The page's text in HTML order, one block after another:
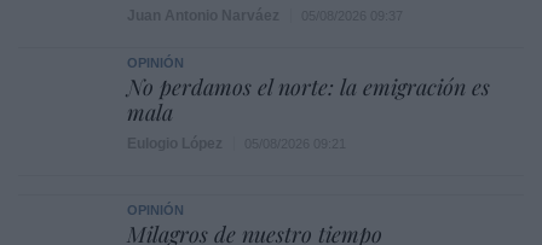
OPINIÓN
No perdamos el norte: la emigración es
mala
OPINIÓN
Milagros de nuestro tiempo